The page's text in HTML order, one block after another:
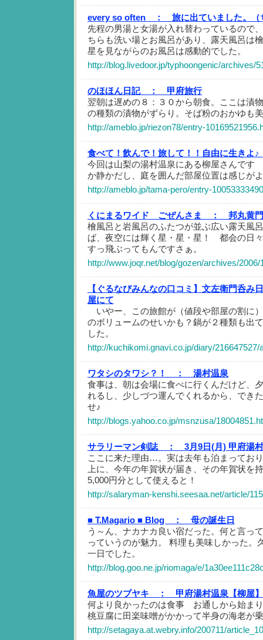
every so often ：
旅に出ていました。
先程の男湯と女湯が入れ替わっているので
ちらも洗い場とお風呂があり、露天風呂は
星を見ながらのお風呂は感動的でした。
http://blog.livedoor.jp/typhoongenic/archives/
のほほん日記 ：
甲府旅行
翌朝は遅めの８：３０から朝食。ここは漬
の種類の漬物がずらり。そば粉のおかゆも
http://ameblo.jp/riezon78/entry-
食べて！飲んで！旅して！！自由に生きよ
今回は山梨の湯村温泉にある柳屋さんです
か静かだし、庭を囲んだ部屋位置は感じが
http://ameblo.jp/tama-pero/entry-
くにまるワイド ごぜんさま ：
邦丸黄
檜風呂と岩風呂のふたつが並ぶ広い露天風
ば、夜空には輝く星・星・星！ 都会の日
すっ飛ぶってもんですさぁ。
http://www.joqr.net/blog/gozen/archives/
【ぐるなびみんなの口コミ】文左衛門呑
屋にて
いやー、この旅館が（値段や部屋の割に
のボリュームのせいかも？鍋が２種類も出
した。
http://kuchikomi.gnavi.co.jp/diary/216647527/
ワタシのタワシ？！ ：
湯村温泉
食事は、朝は会場に食べに行くんだけど、
れるし、少しづつ運んでくれるから、でき
せ♪
http://blogs.yahoo.co.jp/msnzusa/
サラリーマン剣誌 ：
3月9日(月) 甲府湯
ここに来た理由…。実は去年も泊まってお
上に、今年の年賀状が届き、その年賀状を
5,000円分として使えると！
http://salaryman-kenshi.seesaa.net/article/
■ T.Magario ■ Blog ：
母の誕生日
う～ん、ナカナカ良い宿だった。何と言っ
っていうのが魅力。 料理も美味しかった。
一日でした。
http://blog.goo.ne.jp/riomaga/e/
魚屋のツブヤキ ：
甲府湯村温泉【柳屋】
何より良かったのは食事 お通しから始ま
桃豆腐に田楽味噌がかかって半身の海老が
http://setagaya.at.webry.info/200711/